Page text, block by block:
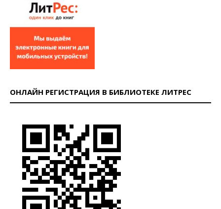
ОНЛАЙН РЕГИСТРАЦИЯ В БИБЛИОТЕКЕ ЛИТРЕС